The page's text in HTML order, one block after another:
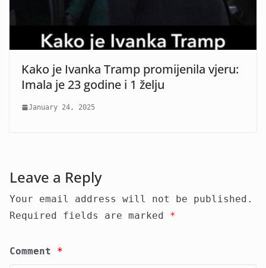
Kako je Ivanka Tramp promijenila vjeru:
Imala je 23 godine i 1 želju
January 24, 2025
Leave a Reply
Your email address will not be published.
Required fields are marked *
Comment *